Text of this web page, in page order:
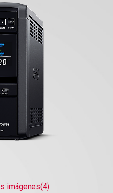
imágenes(4)